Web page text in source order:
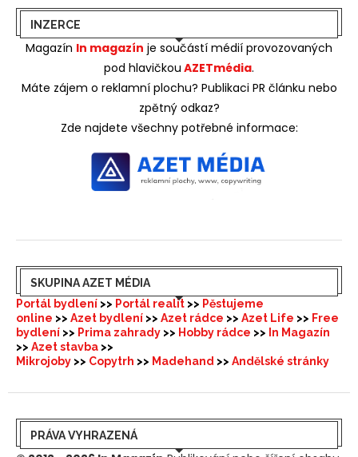
SKUPINA AZET MÉDIA
Portál bydlení >> Portál realit >> Pěstujeme
online >> Azet bydlení >> Azet rádce >> Azet Life >> Free
bydlení >> Prima zahrady >> Hobby rádce >> In Magazín
>> Azet stavba >>
Mikrojoby >> Copytrh >> Madehand >> Andělské stránky
INZERCE
Magazín In magazín je součástí médií provozovaných
pod hlavičkou AZETmédia.
Máte zájem o reklamní plochu? Publikaci PR článku nebo
zpětný odkaz?
Zde najdete všechny potřebné informace:
PRÁVA VYHRAZENÁ